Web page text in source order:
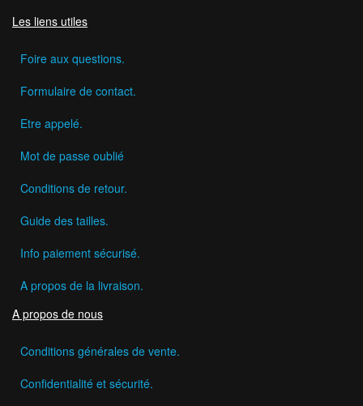
Les liens utiles
Foire aux questions.
Formulaire de contact.
Etre appelé.
Mot de passe oublié
Conditions de retour.
Guide des tailles.
Info paiement sécurisé.
A propos de la livraison.
A propos de nous
Conditions générales de vente.
Confidentialité et sécurité.